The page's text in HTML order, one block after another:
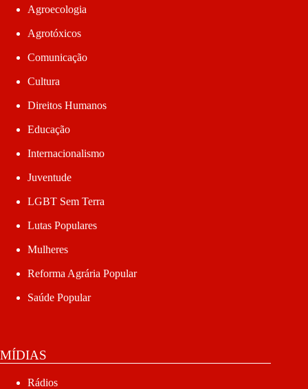
Agroecologia
Agrotóxicos
Comunicação
Cultura
Direitos Humanos
Educação
Internacionalismo
Juventude
LGBT Sem Terra
Lutas Populares
Mulheres
Reforma Agrária Popular
Saúde Popular
MÍDIAS
Rádios